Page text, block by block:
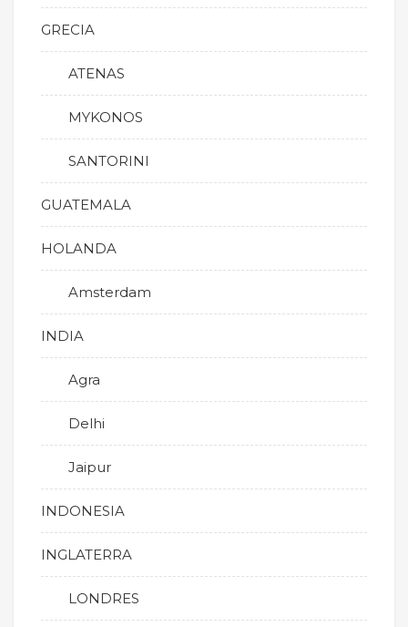
GRECIA
ATENAS
MYKONOS
SANTORINI
GUATEMALA
HOLANDA
Amsterdam
INDIA
Agra
Delhi
Jaipur
INDONESIA
INGLATERRA
LONDRES